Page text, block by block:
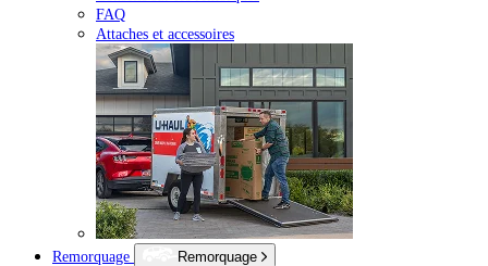
FAQ
Attaches et accessoires
Remorquage
Remorquage